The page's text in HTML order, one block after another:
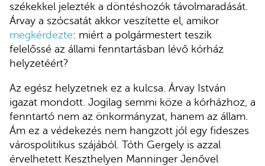
székekkel jelezték a döntéshozók távolmaradását.
Árvay a szócsatát akkor veszítette el, amikor
megkérdezte: miért a polgármestert teszik
felelőssé az állami fenntartásban lévő kórház
helyzetéért?
Az egész helyzetnek ez a kulcsa. Árvay István
igazat mondott. Jogilag semmi köze a kórházhoz, a
fenntartó nem az önkormányzat, hanem az állam.
Ám ez a védekezés nem hangzott jól egy fideszes
várospolitikus szájából. Tóth Gergely is azzal
érvelhetett Keszthelyen Manninger Jenővel